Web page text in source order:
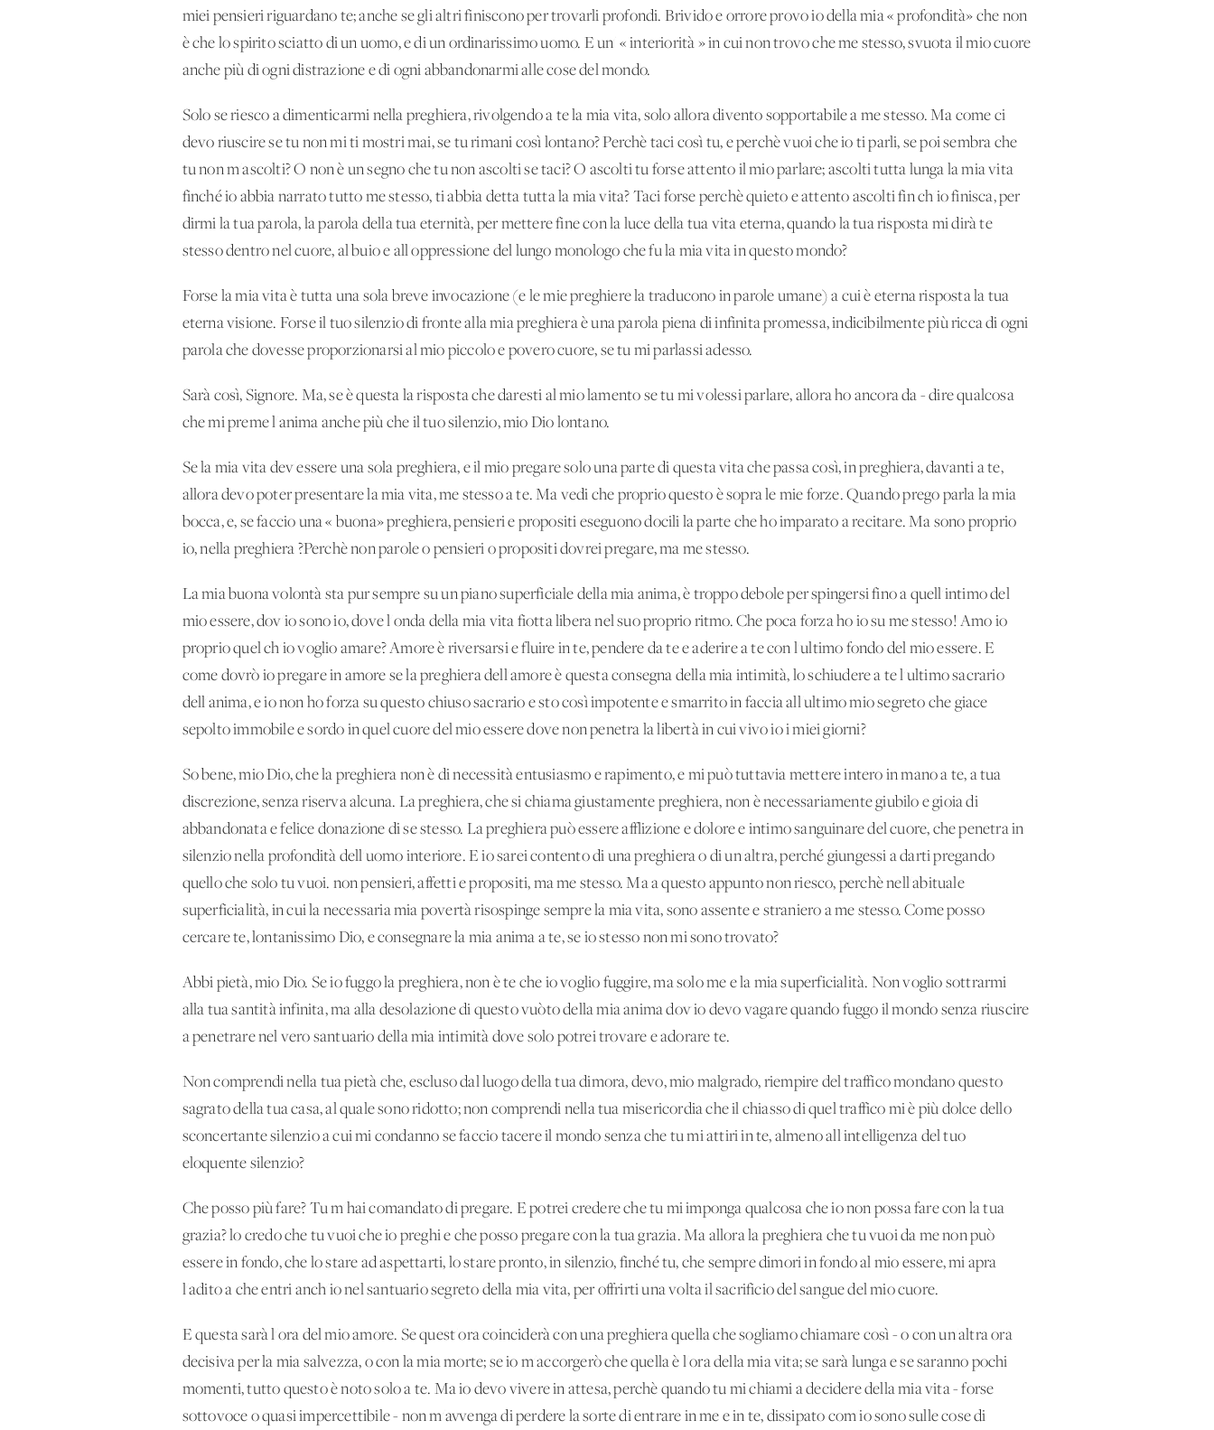
miei pensieri riguardano te; anche se gli altri finiscono per trovarli profondi. Brivido e orrore provo io della mia « profondità» che non
è che lo spirito sciatto di un uomo, e di un ordinarissimo uomo. E un' « interiorità » in cui non trovo che me stesso, svuota il mio cuore
anche più di ogni distrazione e di ogni abbandonarmi alle cose del mondo.
Solo se riesco a dimenticarmi nella preghiera, rivolgendo a te la mia vita, solo allora divento sopportabile a me stesso. Ma come ci
devo riuscire se tu non mi ti mostri mai, se tu rimani così lontano? Perchè taci così tu, e perchè vuoi che io ti parli, se poi sembra che
tu non m'ascolti? O non è un segno che tu non ascolti se taci? O ascolti tu forse attento il mio parlare; ascolti tutta lunga la mia vita
finché io abbia narrato tutto me stesso, ti abbia detta tutta la mia vita? Taci forse perchè quieto e attento ascolti fin ch'io finisca, per
dirmi la tua parola, la parola della tua eternità, per mettere fine con la luce della tua vita eterna, quando la tua risposta mi dirà te
stesso dentro nel cuore, al buio e all'oppressione del lungo monologo che fu la mia vita in questo mondo?
Forse la mia vita è tutta una sola breve invocazione (e le mie preghiere la traducono in parole umane) a cui è eterna risposta la tua
eterna visione. Forse il tuo silenzio di fronte alla mia preghiera è una parola piena di infinita promessa, indicibilmente più ricca di ogni
parola che dovesse proporzionarsi al mio piccolo e povero cuore, se tu mi parlassi adesso.
Sarà così, Signore. Ma, se è questa la risposta che daresti al mio lamento se tu mi volessi parlare, allora ho ancora da - dire qualcosa
che mi preme l'anima anche più che il tuo silenzio, mio Dio lontano.
Se la mia vita dev'essere una sola preghiera, e il mio pregare solo una parte di questa vita che passa così, in preghiera, davanti a te,
allora devo poter presentare la mia vita, me stesso a te. Ma vedi che proprio questo è sopra le mie forze. Quando prego parla la mia
bocca, e, se faccio una « buona» preghiera, pensieri e propositi eseguono docili la parte che ho imparato a recitare. Ma sono proprio
io, nella preghiera ?Perchè non parole o pensieri o propositi dovrei pregare, ma me stesso.
La mia buona volontà sta pur sempre su un piano superficiale della mia anima, è troppo debole per spingersi fino a quell'intimo del
mio essere, dov'io sono io, dove l'onda della mia vita fiotta libera nel suo proprio ritmo. Che poca forza ho io su me stesso! Amo io
proprio quel ch'io voglio amare? Amore è riversarsi e fluire in te, pendere da te e aderire a te con l'ultimo fondo del mio essere. E
come dovrò io pregare in amore se la preghiera dell'amore è questa consegna della mia intimità, lo schiudere a te l'ultimo sacrario
dell'anima, e io non ho forza su questo chiuso sacrario e sto così impotente e smarrito in faccia all'ultimo mio segreto che giace
sepolto immobile e sordo in quel cuore del mio essere dove non penetra la libertà in cui vivo io i miei giorni?
So bene, mio Dio, che la preghiera non è di necessità entusiasmo e rapimento, e mi può tuttavia mettere intero in mano a te, a tua
discrezione, senza riserva alcuna. La preghiera, che si chiama giustamente preghiera, non è necessariamente giubilo e gioia di
abbandonata e felice donazione di se stesso. La preghiera può essere afflizione e dolore e intimo sanguinare del cuore, che penetra in
silenzio nella profondità dell'uomo interiore. E io sarei contento di una preghiera o di un'altra, perché giungessi a darti pregando
quello che solo tu vuoi. non pensieri, affetti e propositi, ma me stesso. Ma a questo appunto non riesco, perchè nell'abituale
superficialità, in cui la necessaria mia povertà risospinge sempre la mia vita, sono assente e straniero a me stesso. Come posso
cercare te, lontanissimo Dio, e consegnare la mia anima a te, se io stesso non mi sono trovato?
Abbi pietà, mio Dio. Se io fuggo la preghiera, non è te che io voglio fuggire, ma solo me e la mia superficialità. Non voglio sottrarmi
alla tua santità infinita, ma alla desolazione di questo vuòto della mia anima dov'io devo vagare quando fuggo il mondo senza riuscire
a penetrare nel vero santuario della mia intimità dove solo potrei trovare e adorare te.
Non comprendi nella tua pietà che, escluso dal luogo della tua dimora, devo, mio malgrado, riempire del traffico mondano questo
sagrato della tua casa, al quale sono ridotto; non comprendi nella tua misericordia che il chiasso di quel traffico mi è più dolce dello
sconcertante silenzio a cui mi condanno se faccio tacere il mondo senza che tu mi attiri in te, almeno all'intelligenza del tuo
eloquente silenzio?
Che posso più fare? Tu m'hai comandato di pregare. E potrei credere che tu mi imponga qualcosa che io non possa fare con la tua
grazia? lo credo che tu vuoi che io preghi e che posso pregare con la tua grazia. Ma allora la preghiera che tu vuoi da me non può
essere in fondo, che lo stare ad aspettarti, lo stare pronto, in silenzio, finché tu, che sempre dimori in fondo al mio essere, mi apra
l'adito a che entri anch'io nel santuario segreto della mia vita, per offrirti una volta il sacrificio del sangue del mio cuore.
E questa sarà l'ora del mio amore. Se quest'ora coinciderà con una preghiera quella che sogliamo chiamare così - o con un'altra ora
decisiva per la mia salvezza, o con la mia morte; se io m'accorgerò che quella è l'ora della mia vita; se sarà lunga e se saranno pochi
momenti, tutto questo è noto solo a te. Ma io devo vivere in attesa, perchè quando tu mi chiami a decidere della mia vita - forse
sottovoce o quasi impercettibile - non m'avvenga di perdere la sorte di entrare in me e in te, dissipato com'io sono sulle cose di